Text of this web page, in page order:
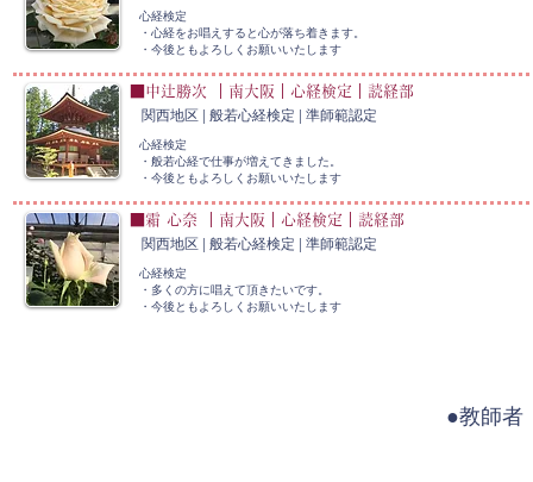
心経検定
・心経をお唱えすると心が落ち着きます。
​・今後ともよろしくお願いいたします
■中辻勝次 ｜南大阪｜心経検定｜読経部
関西地区 | 般若心経検定 | 準師範認定
心経検定
・般若心経で仕事が増えてきました。
​・今後ともよろしくお願いいたします
■霜 心奈 ｜南大阪｜心経検定｜読経部
関西地区 | 般若心経検定 | 準師範認定
心経検定
・多くの方に唱えて頂きたいです。
​・今後ともよろしくお願いいたします
●教師者